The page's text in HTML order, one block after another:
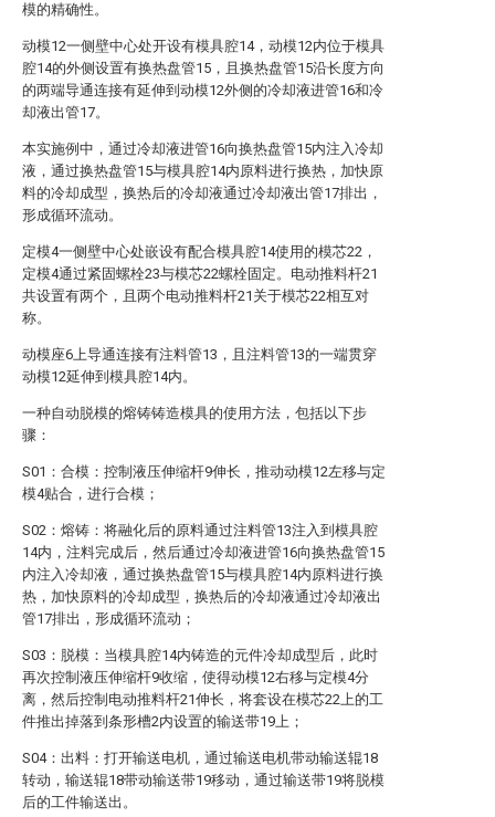
模的精确性。
动模12一侧壁中心处开设有模具腔14，动模12内位于模具
腔14的外侧设置有换热盘管15，且换热盘管15沿长度方向
的两端导通连接有延伸到动模12外侧的冷却液进管16和冷
却液出管17。
本实施例中，通过冷却液进管16向换热盘管15内注入冷却
液，通过换热盘管15与模具腔14内原料进行换热，加快原
料的冷却成型，换热后的冷却液通过冷却液出管17排出，
形成循环流动。
定模4一侧壁中心处嵌设有配合模具腔14使用的模芯22，
定模4通过紧固螺栓23与模芯22螺栓固定。电动推料杆21
共设置有两个，且两个电动推料杆21关于模芯22相互对
称。
动模座6上导通连接有注料管13，且注料管13的一端贯穿
动模12延伸到模具腔14内。
一种自动脱模的熔铸铸造模具的使用方法，包括以下步
骤：
S01：合模：控制液压伸缩杆9伸长，推动动模12左移与定
模4贴合，进行合模；
S02：熔铸：将融化后的原料通过注料管13注入到模具腔
14内，注料完成后，然后通过冷却液进管16向换热盘管15
内注入冷却液，通过换热盘管15与模具腔14内原料进行换
热，加快原料的冷却成型，换热后的冷却液通过冷却液出
管17排出，形成循环流动；
S03：脱模：当模具腔14内铸造的元件冷却成型后，此时
再次控制液压伸缩杆9收缩，使得动模12右移与定模4分
离，然后控制电动推料杆21伸长，将套设在模芯22上的工
件推出掉落到条形槽2内设置的输送带19上；
S04：出料：打开输送电机，通过输送电机带动输送辊18
转动，输送辊18带动输送带19移动，通过输送带19将脱模
后的工件输送出。